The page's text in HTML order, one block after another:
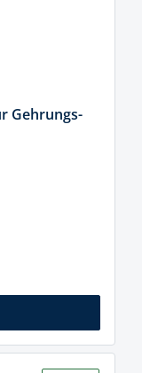
Gehrungs-